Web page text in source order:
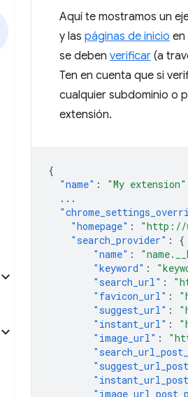
Aquí te mostramos un
y las páginas de inicio en
se deben verificar (a
Ten en cuenta que si
cualquier subdominio o
extensión.
{
"name" : "My extension"
...
"homepage" : "http://
"search_provider" :
{
"name" :
"keyword" :
"search_url" :
"favicon_url" :
"suggest_url" :
"instant_url" :
"image_url" :